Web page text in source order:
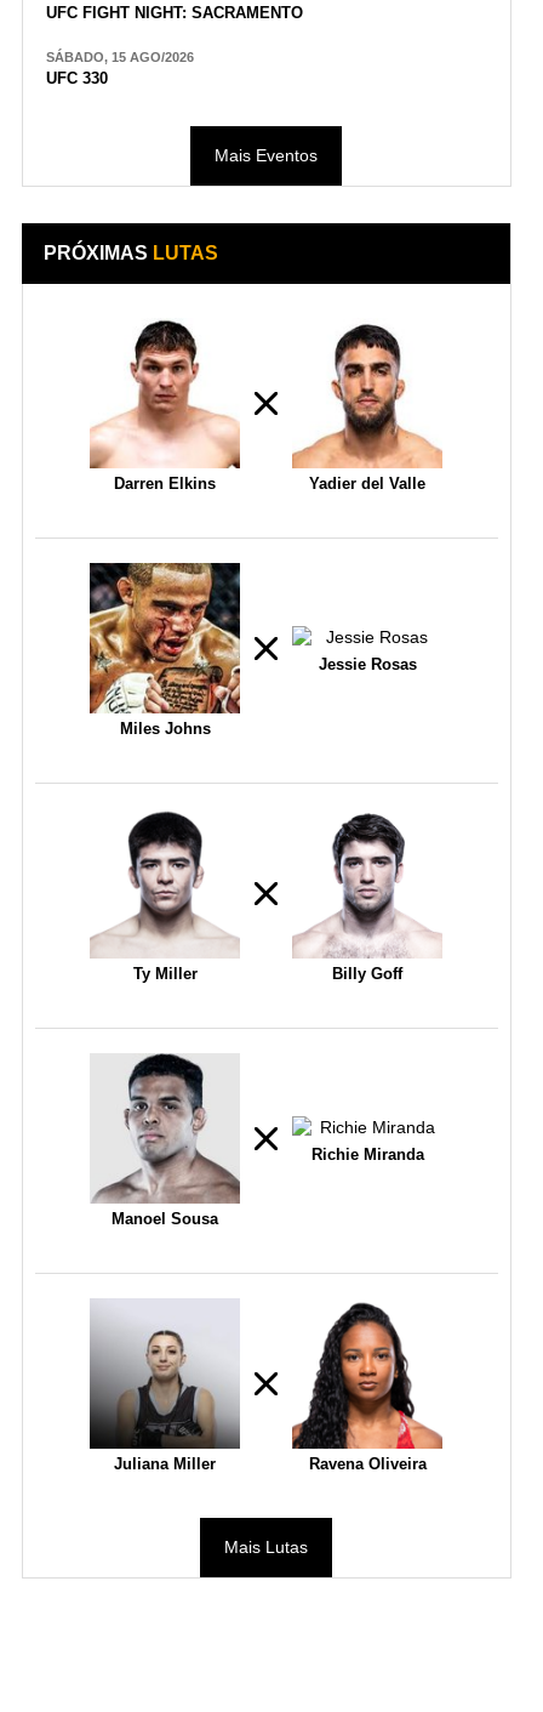
UFC FIGHT NIGHT: SACRAMENTO
SÁBADO, 15 AGO/2026
UFC 330
Mais Eventos
PRÓXIMAS LUTAS
Darren Elkins Yadier del Valle
Miles Johns
Jessie Rosas
Ty Miller Billy Goff
Manoel Sousa
Richie Miranda
Juliana Miller Ravena Oliveira
Mais Lutas